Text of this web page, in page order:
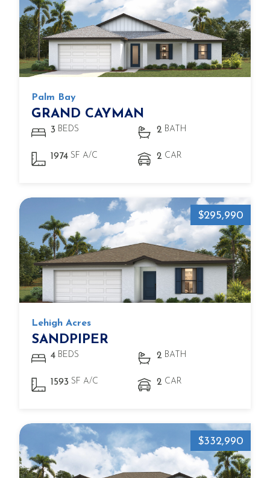
Palm Bay
GRAND CAYMAN
3 BEDS 2 BATH
1974 SF A/C 2 CAR
$295,990
Lehigh Acres
SANDPIPER
4 BEDS 2 BATH
1593 SF A/C 2 CAR
$332,990